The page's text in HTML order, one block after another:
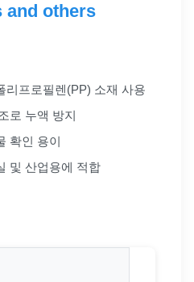
and others
리프로필렌(PP) 소재 사용
로 누액 방지
확인 용이
및 산업용에 적합